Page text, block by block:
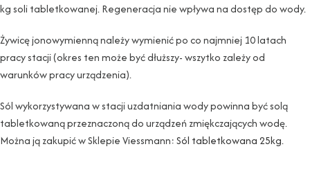
kg soli tabletkowanej. Regeneracja nie wpływa na dostęp do wody.
Żywicę jonowymienną należy wymienić po co najmniej 10 latach
pracy stacji (okres ten może być dłuższy- wszytko zależy od
warunków pracy urządzenia).
Sól wykorzystywana w stacji uzdatniania wody powinna być solą
tabletkowaną przeznaczoną do urządzeń zmiękczających wodę.
Można ją zakupić w Sklepie Viessmann:Sól tabletkowana 25kg.